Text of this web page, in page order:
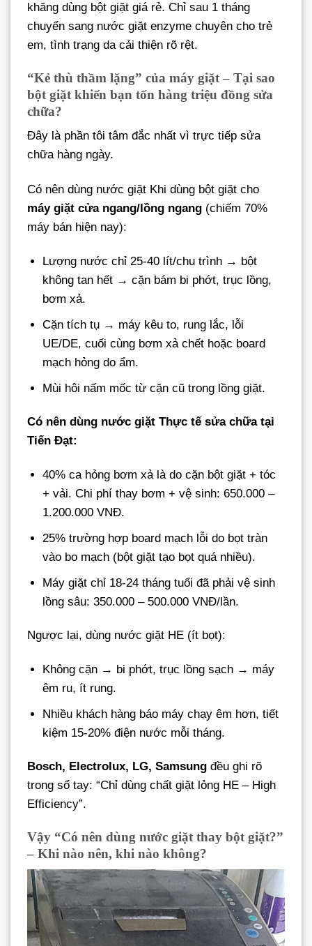
khăng dùng bột giặt giá rẻ. Chỉ sau 1 tháng
chuyển sang nước giặt enzyme chuyên cho trẻ
em, tình trạng da cải thiện rõ rệt.
“Kẻ thù thầm lặng” của máy giặt – Tại sao
bột giặt khiến bạn tốn hàng triệu đồng sửa
chữa?
Đây là phần tôi tâm đắc nhất vì trực tiếp sửa
chữa hàng ngày.
Có nên dùng nước giặt Khi dùng bột giặt cho
máy giặt cửa ngang/lồng ngang (chiếm 70%
máy bán hiện nay):
Lượng nước chỉ 25-40 lít/chu trình → bột
không tan hết → cặn bám bi phớt, trục lồng,
bơm xả.
Cặn tích tụ → máy kêu to, rung lắc, lỗi
UE/DE, cuối cùng bơm xả chết hoặc board
mạch hỏng do ẩm.
Mùi hôi nấm mốc từ cặn cũ trong lồng giặt.
Có nên dùng nước giặt Thực tế sửa chữa tại
Tiến Đạt:
40% ca hỏng bơm xả là do cặn bột giặt + tóc
+ vải. Chi phí thay bơm + vệ sinh: 650.000 –
1.200.000 VNĐ.
25% trường hợp board mạch lỗi do bọt tràn
vào bo mạch (bột giặt tạo bọt quá nhiều).
Máy giặt chỉ 18-24 tháng tuổi đã phải vệ sinh
lồng sâu: 350.000 – 500.000 VNĐ/lần.
Ngược lại, dùng nước giặt HE (ít bọt):
Không cặn → bi phớt, trục lồng sạch → máy
êm ru, ít rung.
Nhiều khách hàng báo máy chạy êm hơn, tiết
kiệm 15-20% điện nước mỗi tháng.
Bosch, Electrolux, LG, Samsung đều ghi rõ
trong sổ tay: “Chỉ dùng chất giặt lỏng HE – High
Efficiency”.
Vậy “Có nên dùng nước giặt thay bột giặt?”
– Khi nào nên, khi nào không?